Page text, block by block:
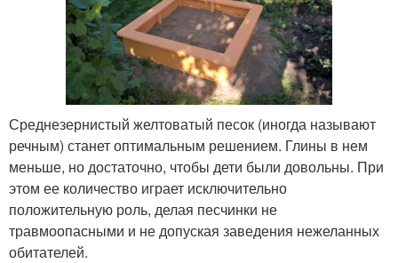
Среднезернистый желтоватый песок (иногда называют
речным) станет оптимальным решением. Глины в нем
меньше, но достаточно, чтобы дети были довольны. При
этом ее количество играет исключительно
положительную роль, делая песчинки не
травмоопасными и не допуская заведения нежеланных
обитателей.